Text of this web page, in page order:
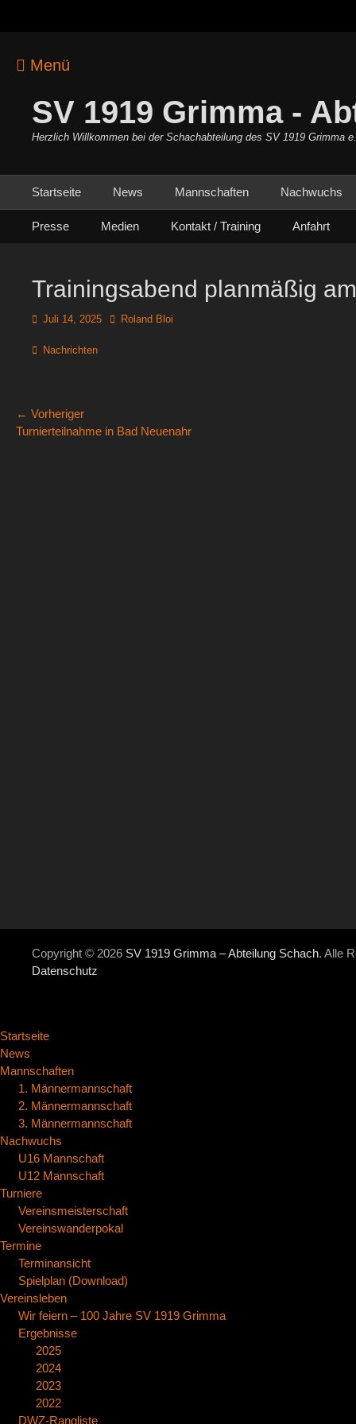
Menü
SV 1919 Grimma -
Herzlich Willkommen bei der Schachabteilung des SV 1919 Grimma
Primäres Menü
Inhalt
Startseite News Mannschaften Nachwuchs
Sekundäres Menü
Inhalt
Presse Medien Kontakt / Training Anfahrt
Trainingsabend planmäßig
Posted
Juli 14, 2025 AutorRoland Bloi
Kategorien
Nachrichten
Beitragsnavigation
← Vorheriger
Vorheriger
Turnierteilnahme in Bad Neuenahr
Copyright © 2026 SV 1919 Grimma – Abteilung Schach. Alle
Datenschutz
Startseite
News
Mannschaften
1. Männermannschaft
2. Männermannschaft
3. Männermannschaft
Nachwuchs
U16 Mannschaft
U12 Mannschaft
Turniere
Vereinsmeisterschaft
Vereinswanderpokal
Termine
Terminansicht
Spielplan (Download)
Vereinsleben
Wir feiern – 100 Jahre SV 1919 Grimma
Ergebnisse
2025
2024
2023
2022
DWZ-Rangliste